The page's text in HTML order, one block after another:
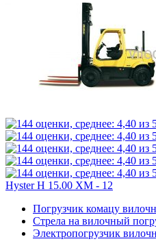
Hyster H 15.00 XM - 12
Погрузчик комацу
Стрела на вилочный
Электропогрузчик